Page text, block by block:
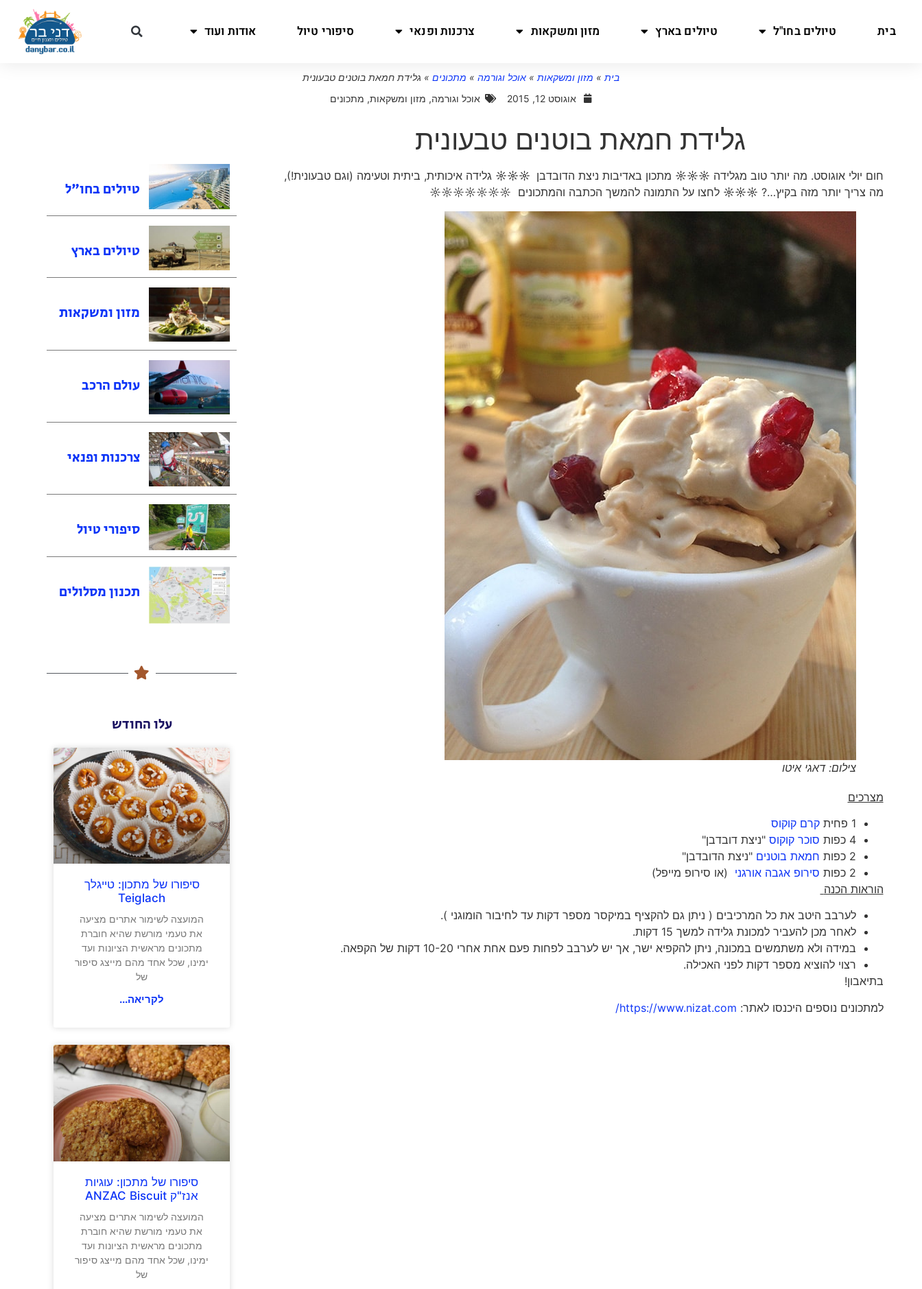
בית טיולים בחו"ל טיולים בארץ מזון ומשקאות צרכנות ופנאי סיפורי טיול אודות ועוד
בית » מזון ומשקאות » אוכל וגורמה » מתכונים » גלידת חמאת בוטנים טבעונית
אוגוסט 12, 2015
אוכל וגורמה, מזון ומשקאות, מתכונים
גלידת חמאת בוטנים טבעונית
חום יולי אוגוסט. מה יותר טוב מגלידה ☼☼☼ מתכון באדיבות ניצת הדובדבן ☼☼☼ גלידה איכותית, ביתית וטעימה (וגם טבעונית!),
מה צריך יותר מזה בקיץ…? ☼☼☼ לחצו על התמונה להמשך הכתבה והמתכונים ☼☼☼☼☼☼☼
צילום: דאגי איטו
מצרכים
1 פחית
קרם קוקוס
4 כפות
סוכר קוקוס "ניצת דובדבן"
2 כפות
חמאת בוטנים"ניצת הדובדבן"
2 כפות
סירופ אגבה אורגני
(או סירופ מייפל)
הוראות הכנה
לערבב היטב את כל המרכיבים ( ניתן גם להקציף במיקסר מספר דקות עד לחיבור הומוגני ).
לאחר מכן להעביר למכונת גלידה למשך 15 דקות.
במידה ולא משתמשים במכונה, ניתן להקפיא ישר, אך יש לערבב לפחות פעם אחת אחרי 10-20 דקות של הקפאה.
רצוי להוציא מספר דקות לפני האכילה.
בתיאבון!
למתכונים נוספים היכנסו לאתר: https://www.nizat.com/
טיולים בחו"ל
טיולים בארץ
מזון ומשקאות
עולם הרכב
צרכנות ופנאי
סיפורי טיול
תכנון מסלולים
עלו החודש
סיפורו של מתכון: טייגלך
Teiglach
המועצה לשימור אתרים מציעה
את טעמי מורשת שהיא חוברת
מתכונים מראשית הציונות ועד
ימינו, שכל אחד מהם מייצג סיפור
של
לקריאה...
סיפורו של מתכון: עוגיות
אנז"ק ANZAC Biscuit
המועצה לשימור אתרים מציעה
את טעמי מורשת שהיא חוברת
מתכונים מראשית הציונות ועד
ימינו, שכל אחד מהם מייצג סיפור
של